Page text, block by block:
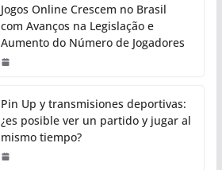
Jogos Online Crescem no Brasil
com Avanços na Legislação e
Aumento do Número de Jogadores
Pin Up y transmisiones deportivas:
¿es posible ver un partido y jugar al
mismo tiempo?